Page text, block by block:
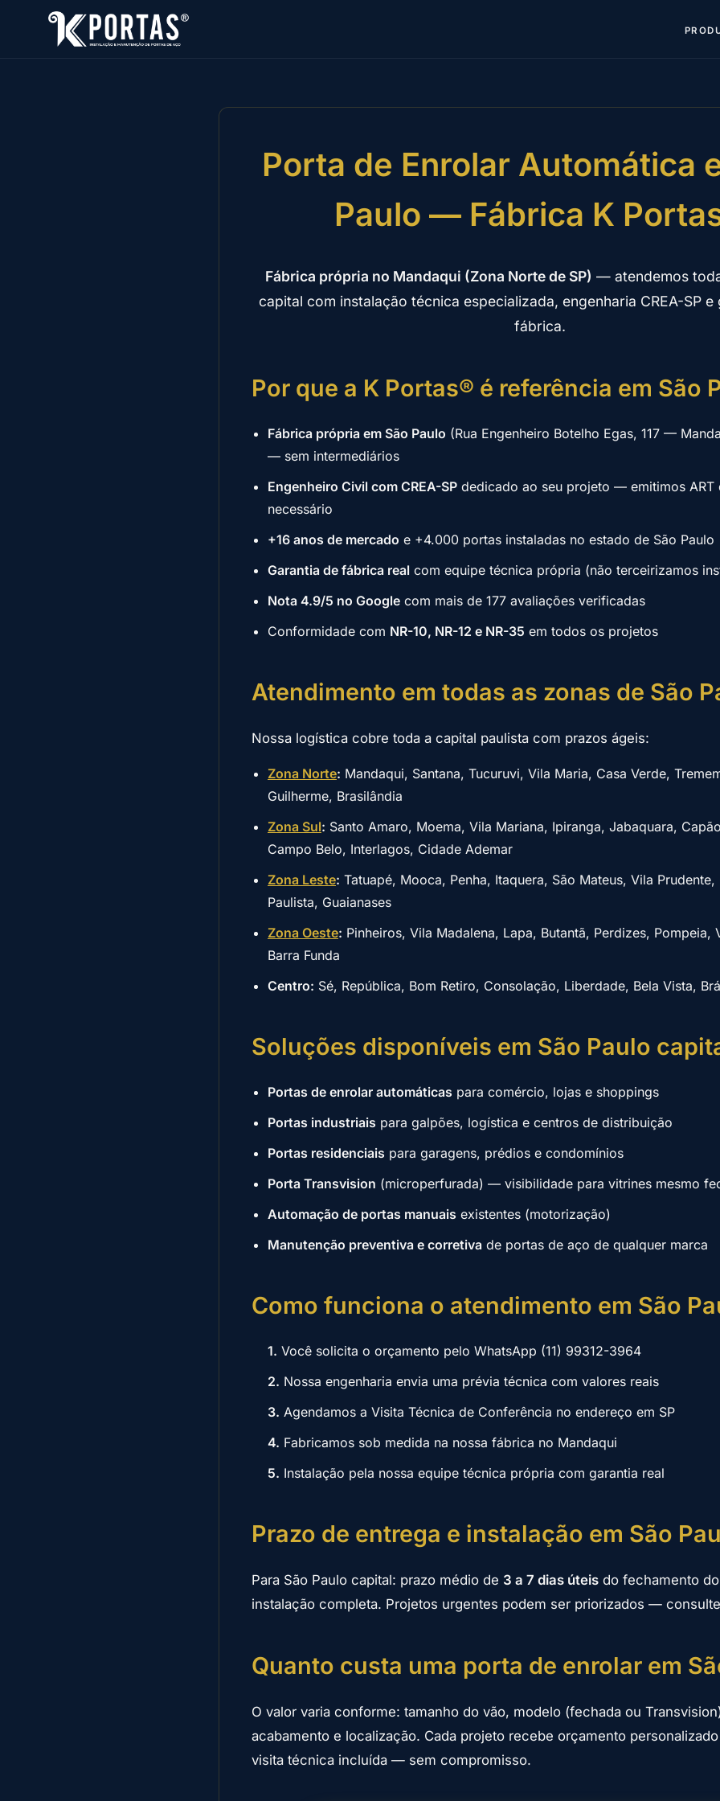
Porta de Enrolar Automática
Paulo — Fábrica K
Fábrica própria no Mandaqui (Zona Norte de SP) — atendemos
capital com instalação técnica especializada, engenharia CREA-SP e
fábrica.
Por que a K Portas® é referência em São
Fábrica própria em São Paulo (Rua Engenheiro Botelho Egas, 117 —
— sem intermediários
Engenheiro Civil com CREA-SP dedicado ao seu projeto — emitimos ART
necessário
+16 anos de mercado e +4.000 portas instaladas no estado de São Paulo
Garantia de fábrica real com equipe técnica própria (não terceirizamos
Nota 4.9/5 no Google com mais de 177 avaliações verificadas
Conformidade com NR-10, NR-12 e NR-35 em todos os projetos
Atendimento em todas as zonas de São
Nossa logística cobre toda a capital paulista com prazos ágeis:
Zona Norte: Mandaqui, Santana, Tucuruvi, Vila Maria, Casa Verde,
Guilherme, Brasilândia
Zona Sul: Santo Amaro, Moema, Vila Mariana, Ipiranga, Jabaquara,
Campo Belo, Interlagos, Cidade Ademar
Zona Leste: Tatuapé, Mooca, Penha, Itaquera, São Mateus, Vila
Paulista, Guaianases
Zona Oeste: Pinheiros, Vila Madalena, Lapa, Butantã, Perdizes, Pompeia,
Barra Funda
Centro: Sé, República, Bom Retiro, Consolação, Liberdade, Bela Vista,
Soluções disponíveis em São Paulo
Portas de enrolar automáticas para comércio, lojas e shoppings
Portas industriais para galpões, logística e centros de distribuição
Portas residenciais para garagens, prédios e condomínios
Porta Transvision (microperfurada) — visibilidade para vitrines mesmo
Automação de portas manuais existentes (motorização)
Manutenção preventiva e corretiva de portas de aço de qualquer marca
Como funciona o atendimento em São
1. Você solicita o orçamento pelo WhatsApp (11) 99312-3964
2. Nossa engenharia envia uma prévia técnica com valores reais
3. Agendamos a Visita Técnica de Conferência no endereço em SP
4. Fabricamos sob medida na nossa fábrica no Mandaqui
5. Instalação pela nossa equipe técnica própria com garantia real
Prazo de entrega e instalação em São
Para São Paulo capital: prazo médio de 3 a 7 dias úteis do fechamento
instalação completa. Projetos urgentes podem ser priorizados —
Quanto custa uma porta de enrolar em
O valor varia conforme: tamanho do vão, modelo (fechada ou
acabamento e localização. Cada projeto recebe orçamento personalizado
visita técnica incluída — sem compromisso.